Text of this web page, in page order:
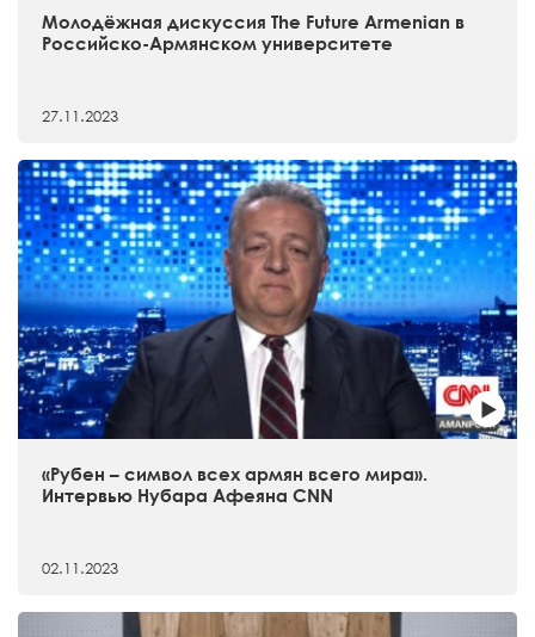
Молодёжная дискуссия The Future Armenian в
Российско-Армянском университете
27.11.2023
«Рубен – символ всех армян всего мира».
Интервью Нубара Афеяна CNN
02.11.2023